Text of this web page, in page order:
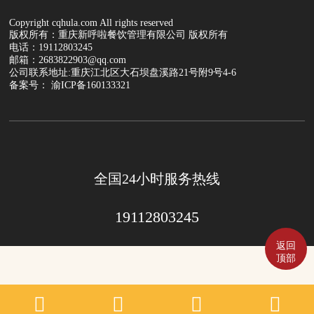
Copyright cqhula.com All rights reserved
版权所有：重庆新呼啦餐饮管理有限公司 版权所有
电话：19112803245
邮箱：2683822903@qq.com
公司联系地址:重庆江北区大石坝盘溪路21号附9号4-6
备案号： 渝ICP备160133321
全国24小时服务热线
19112803245
返回
顶部